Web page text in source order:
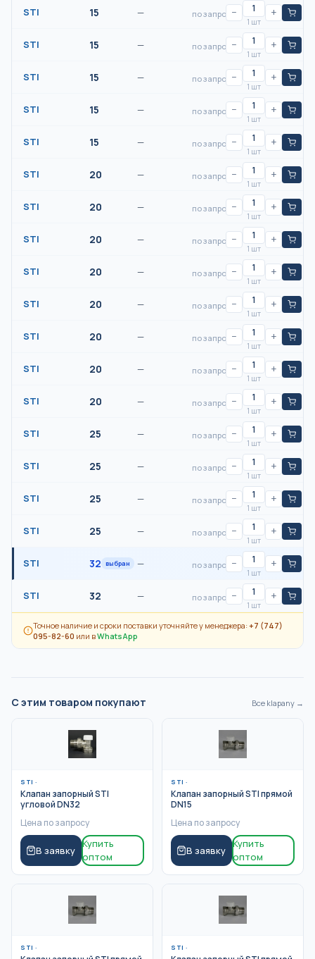
STI 15 — по запросу−
1 шт
+
STI 15 — по запросу−
1 шт
+
STI 15 — по запросу−
1 шт
+
STI 15 — по запросу−
1 шт
+
STI 15 — по запросу−
1 шт
+
STI 20 — по запросу−
1 шт
+
STI 20 — по запросу−
1 шт
+
STI 20 — по запросу−
1 шт
+
STI 20 — по запросу−
1 шт
+
STI 20 — по запросу−
1 шт
+
STI 20 — по запросу−
1 шт
+
STI 20 — по запросу−
1 шт
+
STI 20 — по запросу−
1 шт
+
STI 25 — по запросу−
1 шт
+
STI 25 — по запросу−
1 шт
+
STI 25 — по запросу−
1 шт
+
STI 25 — по запросу−
1 шт
+
STI 32 выбран — по запросу−
1 шт
+
STI 32 — по запросу−
1 шт
+
Точное наличие и сроки поставки уточняйте у менеджера:+7 (747)
095-82-60 или вWhatsApp
С этим товаром покупают Все klapany →
STI ·
Клапан запорный STI
угловой DN32
Цена по запросу
В заявку
Купить
оптом
STI ·
Клапан запорный STI прямой
DN15
Цена по запросу
В заявку
Купить
оптом
STI · STI ·